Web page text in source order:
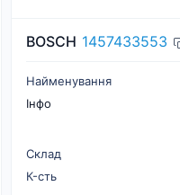
BOSCH 1457433553
Найменування
Інфо
Склад
К-cть